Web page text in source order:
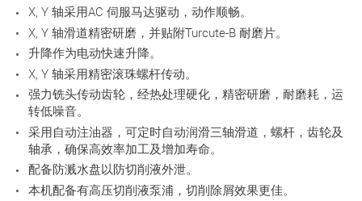
X, Y 轴采用AC 伺服马达驱动，动作顺畅。
X, Y 轴滑道精密研磨，并贴附Turcute-B 耐磨片。
升降作为电动快速升降。
X, Y 轴采用精密滚珠螺杆传动。
强力铣头传动齿轮，经热处理硬化，精密研磨，耐磨耗，运
转低噪音。
采用自动注油器，可定时自动润滑三轴滑道，螺杆，齿轮及
轴承，确保高效率加工及增加寿命。
配备防溅水盘以防切削液外泄。
本机配备有高压切削液泵浦，切削除屑效果更佳。